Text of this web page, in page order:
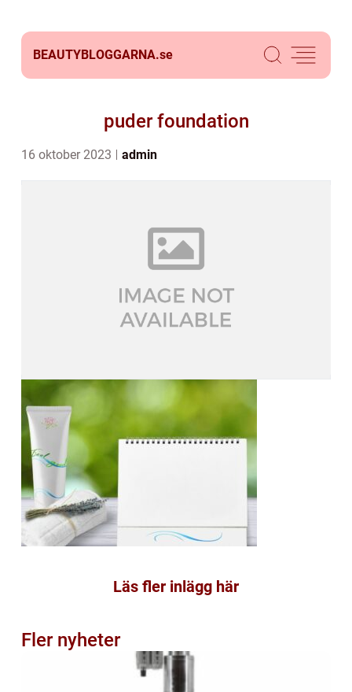
BEAUTYBLOGGARNA.se
puder foundation
16 oktober 2023 admin
Läs fler inlägg här
Fler nyheter